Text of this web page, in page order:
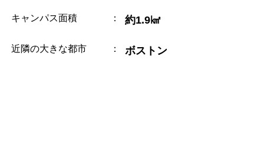
キャンパス面積 ： 約1.9㎢
近隣の大きな都市 ： ボストン